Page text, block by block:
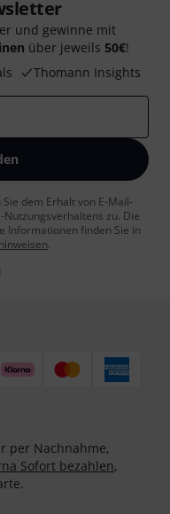
und gewinne mit
über jeweils 50€!
Thomann Insights
dem Erhalt von E-Mail-
zu. Die
Informationen finden Sie in
.
per Nachnahme,
Sofort bezahlen,